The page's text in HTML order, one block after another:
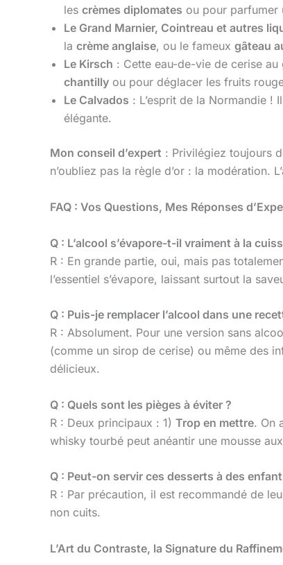
les crèmes diplomates ou pour parfumer
Le Grand Marnier, Cointreau et autres
la crème anglaise, ou le fameux gâteau
Le Kirsch : Cette eau-de-vie de cerise
chantilly ou pour déglacer les fruits
Le Calvados : L’esprit de la Normandie !
élégante.
Mon conseil d’expert : Privilégiez toujours
n’oubliez pas la règle d’or : la modération.
FAQ : Vos Questions, Mes Réponses
Q : L’alcool s’évapore-t-il vraiment à la
R : En grande partie, oui, mais pas
l’essentiel s’évapore, laissant surtout la
Q : Puis-je remplacer l’alcool dans une
R : Absolument. Pour une version sans
(comme un sirop de cerise) ou même des
délicieux.
Q : Quels sont les pièges à éviter ?
R : Deux principaux : 1) Trop en mettre. On
whisky tourbé peut anéantir une mousse
Q : Peut-on servir ces desserts à des
R : Par précaution, il est recommandé de
non cuits.
L’Art du Contraste, la Signature du